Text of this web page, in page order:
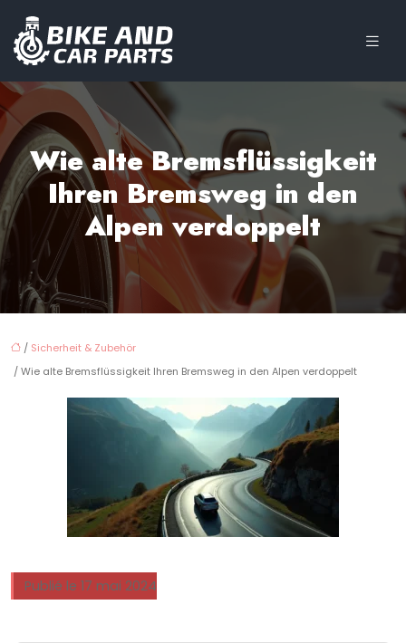
Wie alte Bremsflüssigkeit
Ihren Bremsweg in den
Alpen verdoppelt
/ Sicherheit & Zubehör
/ Wie alte Bremsflüssigkeit Ihren Bremsweg in den Alpen verdoppelt
Publié le 17 mai 2024